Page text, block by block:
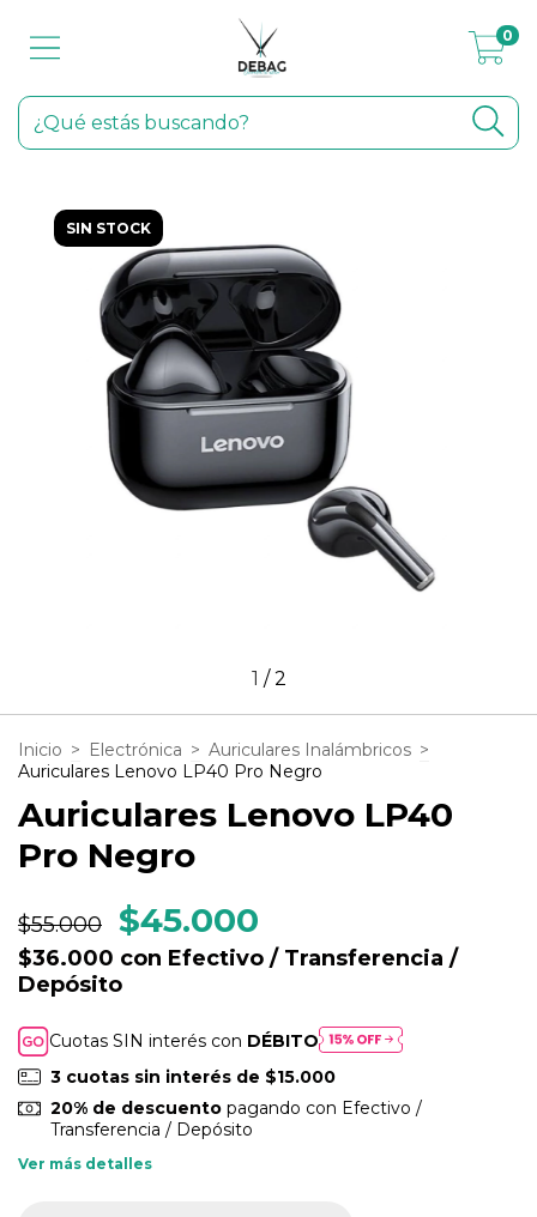
0
SIN STOCK
1 /2
Inicio > Electrónica > Auriculares Inalámbricos >
Auriculares Lenovo LP40 Pro Negro
Auriculares Lenovo LP40
Pro Negro
$55.000 $45.000
$36.000 con Efectivo / Transferencia /
Depósito
Cuotas SIN interés con DÉBITO
3 cuotas sin interés de $15.000
20% de descuentopagando con Efectivo /
Transferencia / Depósito
Ver más detalles